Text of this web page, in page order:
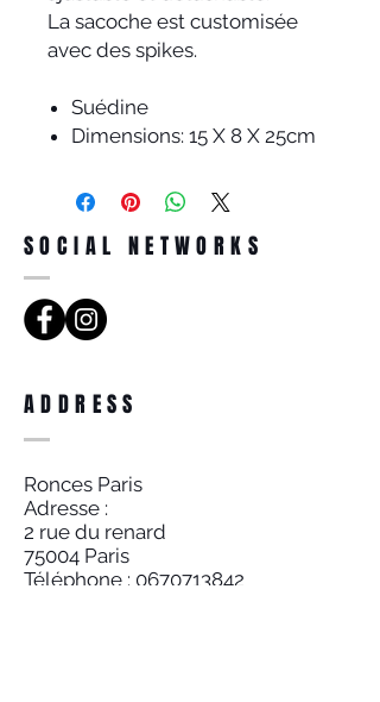
La sacoche est customisée
avec des spikes.
Suédine
Dimensions: 15 X 8 X 25cm
SOCIAL NETWORKS
ADDRESS
Ronces Paris
Adresse :
2 rue du renard
75004 Paris
Téléphone : 0670713842